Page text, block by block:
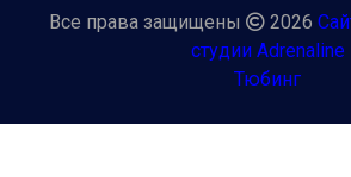
Все права защищены 2026
студии Adrenaline
Тюбинг